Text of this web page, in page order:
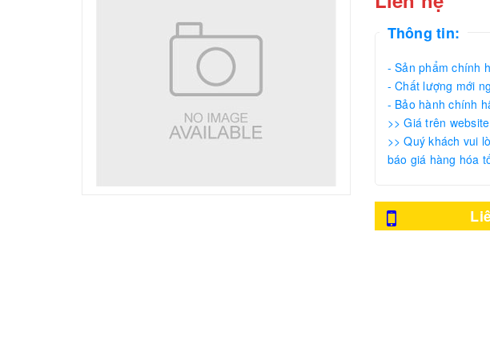
Thông tin:
- Sản phẩm chính
- Chất lượng mới
- Bảo hành chính
>> Giá trên
>> Quý khách vui
báo giá hàng hóa